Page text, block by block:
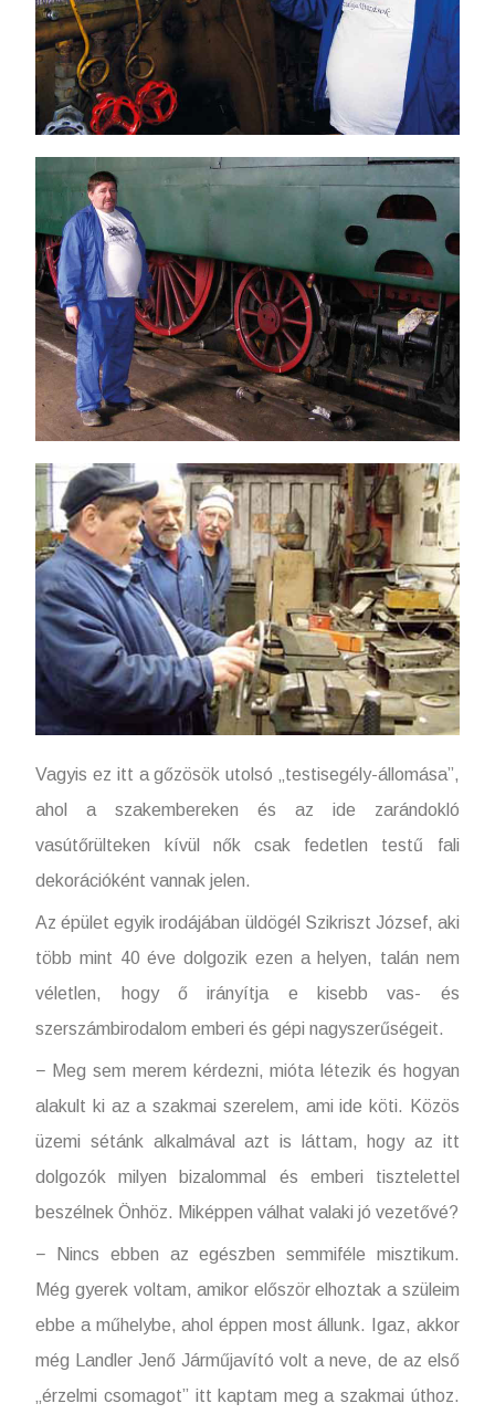
Vagyis ez itt a gőzösök utolsó „testisegély-állomása”,
ahol a szakembereken és az ide zarándokló
vasútőrülteken kívül nők csak fedetlen testű fali
dekorációként vannak jelen.
Az épület egyik irodájában üldögél Szikriszt József, aki
több mint 40 éve dolgozik ezen a helyen, talán nem
véletlen, hogy ő irányítja e kisebb vas- és
szerszámbirodalom emberi és gépi nagyszerűségeit.
− Meg sem merem kérdezni, mióta létezik és hogyan
alakult ki az a szakmai szerelem, ami ide köti. Közös
üzemi sétánk alkalmával azt is láttam, hogy az itt
dolgozók milyen bizalommal és emberi tisztelettel
beszélnek Önhöz. Miképpen válhat valaki jó vezetővé?
− Nincs ebben az egészben semmiféle misztikum.
Még gyerek voltam, amikor először elhoztak a szüleim
ebbe a műhelybe, ahol éppen most állunk. Igaz, akkor
még Landler Jenő Járműjavító volt a neve, de az első
„érzelmi csomagot” itt kaptam meg a szakmai úthoz.